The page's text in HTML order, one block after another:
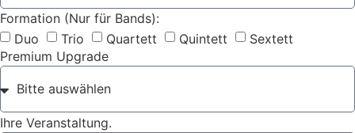
Formation (Nur für Bands):
Duo
Trio Quartett Quintett
Sextett
Premium Upgrade
Ihre Veranstaltung.